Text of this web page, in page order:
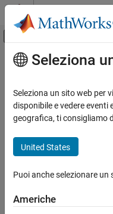
Vai al contenuto
Attiva/
Risorsa
Stato
Contenuto principale
Seleziona
Seleziona un sito web per
disponibile e vedere eventi
geografica, ti consigliamo
United States
Puoi anche selezionare un
Americhe